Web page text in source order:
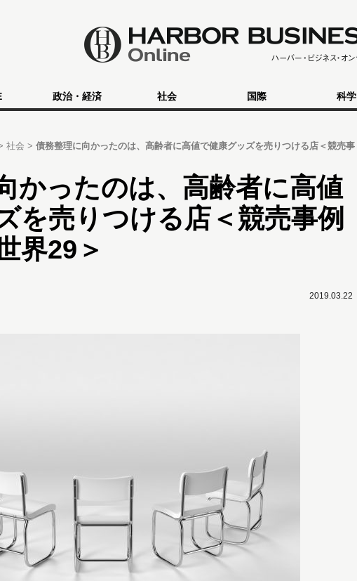
政治・経済 社会 国際 科学
社会
債務整理に向かったのは、高齢者に高値で健康グッズを売りつける店＜競売事
かったのは、高齢者に高値
を売りつける店＜競売事例
界29＞
2019.03.22